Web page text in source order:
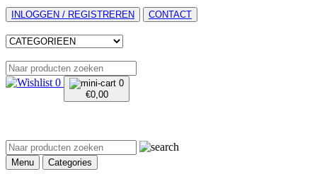
INLOGGEN / REGISTREREN CONTACT
0
0
€0,00
Menu Categories